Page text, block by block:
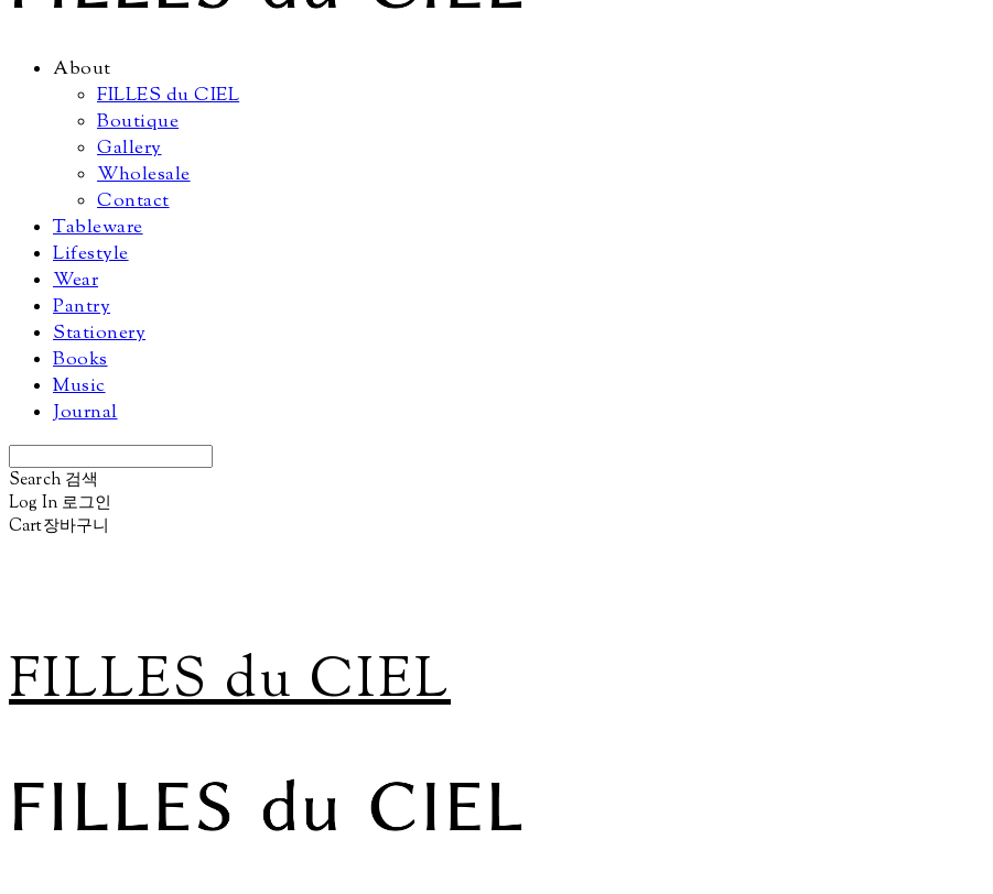
About
FILLES du CIEL
Boutique
Gallery
Wholesale
Contact
Tableware
Lifestyle
Wear
Pantry
Stationery
Books
Music
Journal
Search 검색
Log In 로그인
Cart장바구니
FILLES du CIEL